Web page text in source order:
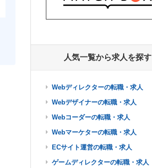
人気一覧から求人を探す
Webディレクターの転職・求人
Webデザイナーの転職・求人
Webコーダーの転職・求人
Webマーケターの転職・求人
ECサイト運営の転職・求人
ゲームディレクターの転職・求人